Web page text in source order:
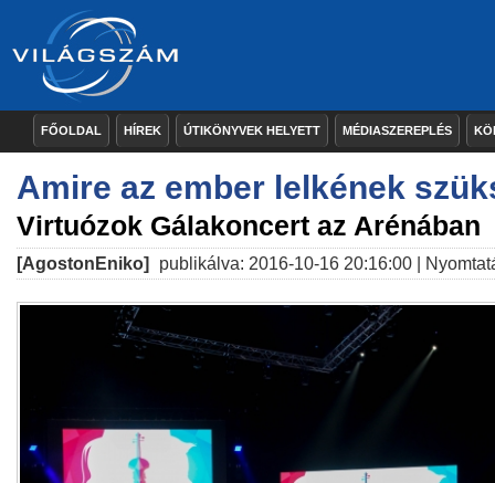
FŐOLDAL HÍREK ÚTIKÖNYVEK HELYETT MÉDIASZEREPLÉS
Amire az ember lelkének
Virtuózok Gálakoncert az Arénában
[AgostonEniko] publikálva: 2016-10-16 20:16:00 |